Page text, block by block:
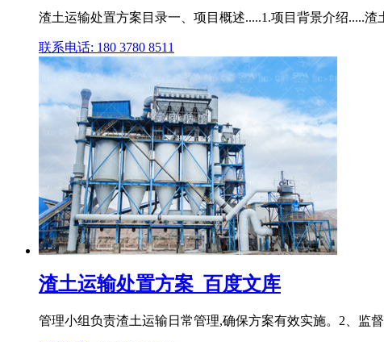
渣土运输处置方案目录一、项目概述.....1.项目背景介绍.....
联系电话: 180 3780 8511
渣土运输处置方案_百度文库
管理小组负责渣土运输日常管理,确保方案有效实施。2、监